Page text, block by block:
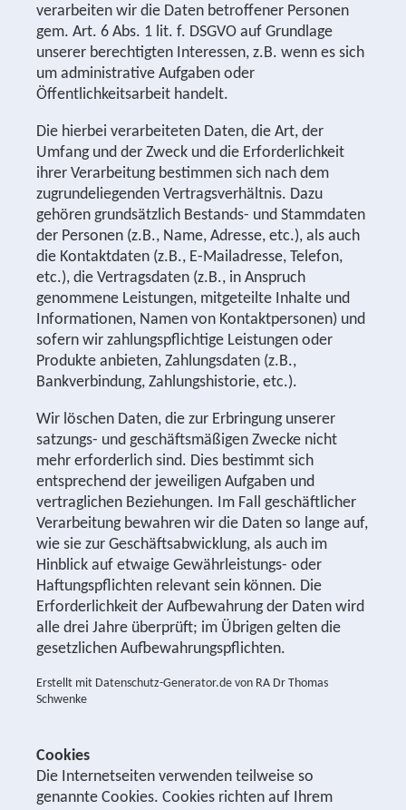
verarbeiten wir die Daten betroffener Personen
gem. Art. 6 Abs. 1 lit. f. DSGVO auf Grundlage
unserer berechtigten Interessen, z.B. wenn es sich
um administrative Aufgaben oder
Öffentlichkeitsarbeit handelt.
Die hierbei verarbeiteten Daten, die Art, der
Umfang und der Zweck und die Erforderlichkeit
ihrer Verarbeitung bestimmen sich nach dem
zugrundeliegenden Vertragsverhältnis. Dazu
gehören grundsätzlich Bestands- und Stammdaten
der Personen (z.B., Name, Adresse, etc.), als auch
die Kontaktdaten (z.B., E-Mailadresse, Telefon,
etc.), die Vertragsdaten (z.B., in Anspruch
genommene Leistungen, mitgeteilte Inhalte und
Informationen, Namen von Kontaktpersonen) und
sofern wir zahlungspflichtige Leistungen oder
Produkte anbieten, Zahlungsdaten (z.B.,
Bankverbindung, Zahlungshistorie, etc.).
Wir löschen Daten, die zur Erbringung unserer
satzungs- und geschäftsmäßigen Zwecke nicht
mehr erforderlich sind. Dies bestimmt sich
entsprechend der jeweiligen Aufgaben und
vertraglichen Beziehungen. Im Fall geschäftlicher
Verarbeitung bewahren wir die Daten so lange auf,
wie sie zur Geschäftsabwicklung, als auch im
Hinblick auf etwaige Gewährleistungs- oder
Haftungspflichten relevant sein können. Die
Erforderlichkeit der Aufbewahrung der Daten wird
alle drei Jahre überprüft; im Übrigen gelten die
gesetzlichen Aufbewahrungspflichten.
Erstellt mit Datenschutz-Generator.de von RA Dr Thomas
Schwenke
Cookies
Die Internetseiten verwenden teilweise so
genannte Cookies. Cookies richten auf Ihrem